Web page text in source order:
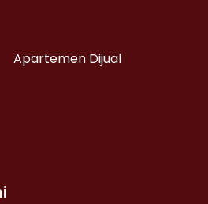
Apartemen Dijual